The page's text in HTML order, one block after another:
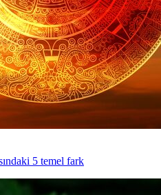
5 temel fark